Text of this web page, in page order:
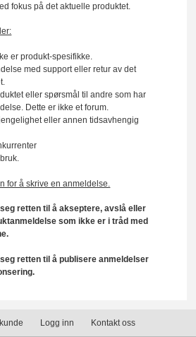
fokus på det aktuelle produktet.
er produkt-spesifikke.
med support eller retur av det
eller spørsmål til andre som har
Dette er ikke et forum.
eller annen tidsavhengig
for å skrive en anmeldelse.
retten til å akseptere, avslå eller
som ikke er i tråd med
retten til å publisere anmeldelser
Logg inn Kontakt oss